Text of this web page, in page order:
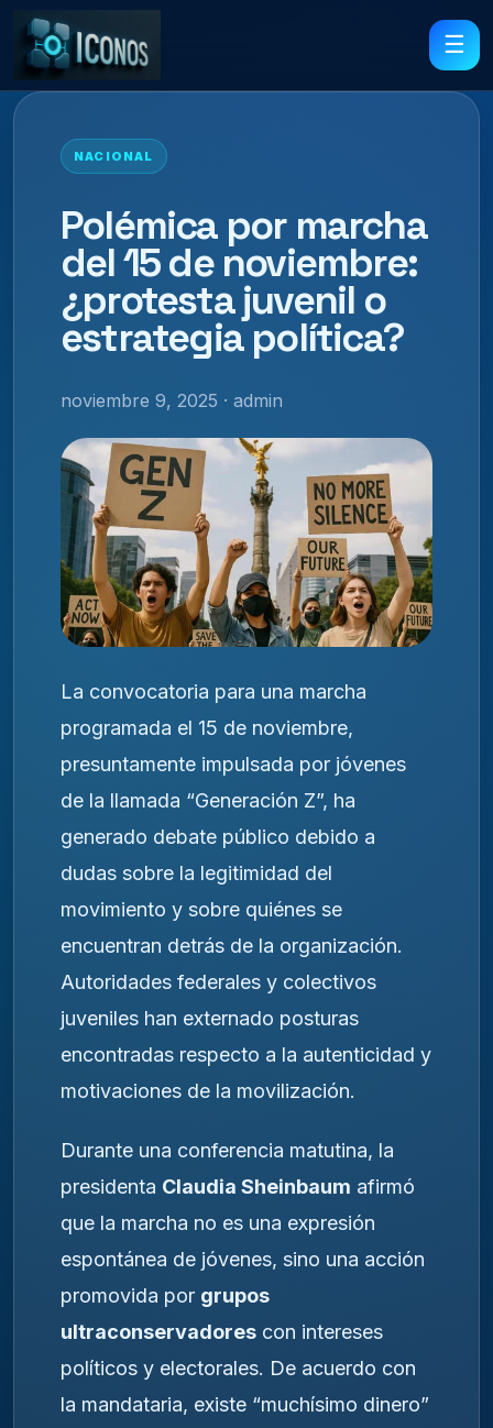
☰
NACIONAL
Polémica por marcha
del 15 de noviembre:
¿protesta juvenil o
estrategia política?
noviembre 9, 2025 · admin
La convocatoria para una marcha
programada el 15 de noviembre,
presuntamente impulsada por jóvenes
de la llamada “Generación Z”, ha
generado debate público debido a
dudas sobre la legitimidad del
movimiento y sobre quiénes se
encuentran detrás de la organización.
Autoridades federales y colectivos
juveniles han externado posturas
encontradas respecto a la autenticidad y
motivaciones de la movilización.
Durante una conferencia matutina, la
presidenta Claudia Sheinbaum afirmó
que la marcha no es una expresión
espontánea de jóvenes, sino una acción
promovida por grupos
ultraconservadores con intereses
políticos y electorales. De acuerdo con
la mandataria, existe “muchísimo dinero”